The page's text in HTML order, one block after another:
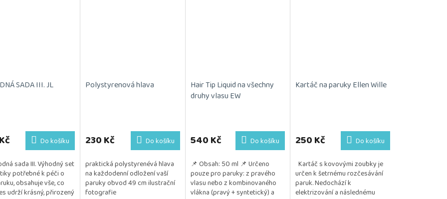
SADA III. JL
Do košíku
sada III. Výhodný set
potřebné k péči o
obsahuje vše, co
udrží krásný, přirozený
Polystyrenová hlava
230 Kč Do košíku
praktická polystyrenévá hlava
na každodenní odložení vaší
paruky obvod 49 cm ilustrační
fotografie
Hair Tip Liquid na všechny
druhy vlasu EW
540 Kč Do košíku
📌 Obsah: 50 ml 📌 Určeno
pouze pro paruky: z pravého
vlasu nebo z kombinovaného
vlákna (pravý + syntetický) a
Kartáč na paruky Ellen Wille
produktu
je
z
5
hvězdiček.
250 Kč Do košíku
Kartáč s kovovými zoubky je
určen k šetrnému rozčesávání
paruk. Nedochází k
elektrizování a následnému